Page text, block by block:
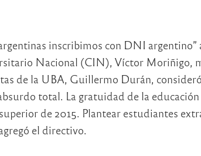
inscribimos con DNI
Nacional (CIN), Víctor Moriñigo,
de la UBA, Guillermo Durán,
total. La gratuidad de la
de 2015. Plantear estudiantes
el directivo.